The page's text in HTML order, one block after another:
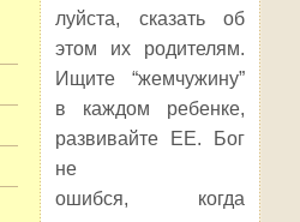
луйста, сказать об
этом их родителям.
Ищите “жемчужину”
в каждом ребенке,
развивайте ЕЕ. Бог
не
ошибся, когда